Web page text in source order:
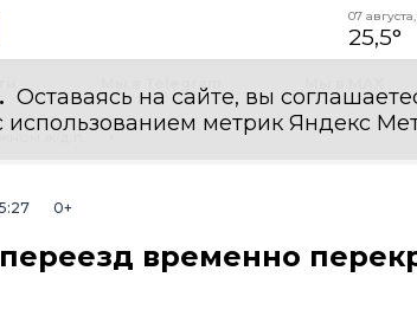
07
25,5°
Оставаясь на сайте, вы
метрик Яндекс
0+
временно